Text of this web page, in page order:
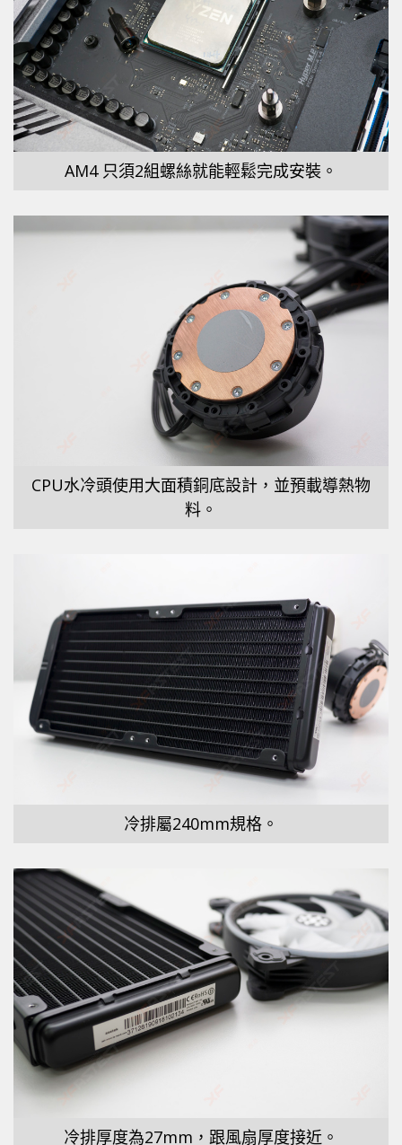
AM4 只須2組螺絲就能輕鬆完成安裝。
CPU水冷頭使用大面積銅底設計，並預載導熱物
料。
冷排屬240mm規格。
冷排厚度為27mm，跟風扇厚度接近。